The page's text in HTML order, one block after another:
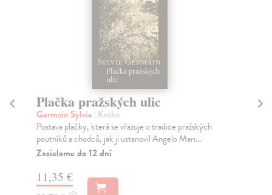
Plačka pražských ulic
Germain Sylvie | Kniha
Postava plačky, která se vřazuje o tradice pražských
poutníků a chodců, jak ji ustanovil Angelo Mari...
Zasielame do 12 dní
11,35 €